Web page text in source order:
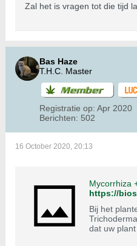
Zal het is vragen tot die tijd
Bas Haze
T.H.C. Master
Registratie op: Apr 2020
Berichten: 502
16 October 2020, 20:13
Mycorrhiza
Bij het
dat uw plant